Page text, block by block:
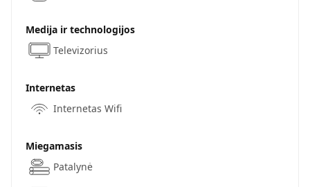
Medija ir technologijos
Televizorius
Internetas
Internetas Wifi
Miegamasis
Patalynė